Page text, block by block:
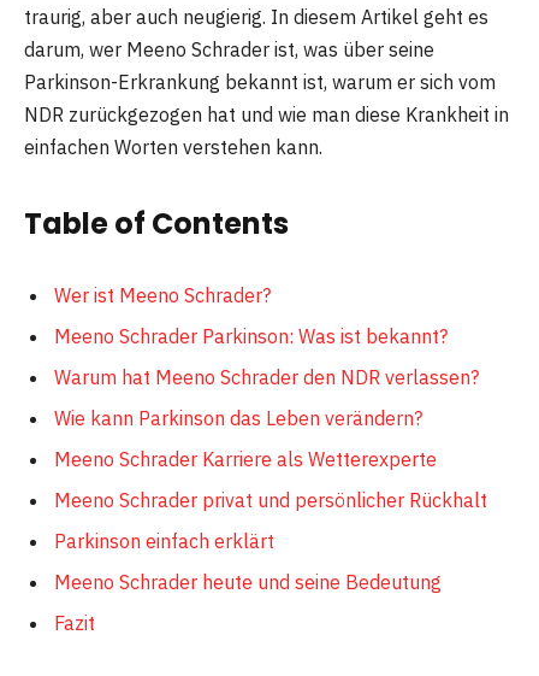
traurig, aber auch neugierig. In diesem Artikel geht es
darum, wer Meeno Schrader ist, was über seine
Parkinson-Erkrankung bekannt ist, warum er sich vom
NDR zurückgezogen hat und wie man diese Krankheit in
einfachen Worten verstehen kann.
Table of Contents
Wer ist Meeno Schrader?
Meeno Schrader Parkinson: Was ist bekannt?
Warum hat Meeno Schrader den NDR verlassen?
Wie kann Parkinson das Leben verändern?
Meeno Schrader Karriere als Wetterexperte
Meeno Schrader privat und persönlicher Rückhalt
Parkinson einfach erklärt
Meeno Schrader heute und seine Bedeutung
Fazit